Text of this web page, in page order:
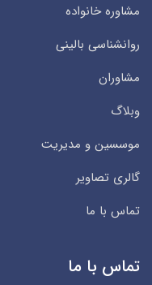
مشاوره خانواده
روانشناسی بالینی
مشاوران
وبلاگ
موسسین و مدیریت
گالری تصاویر
تماس با ما
تماس با ما